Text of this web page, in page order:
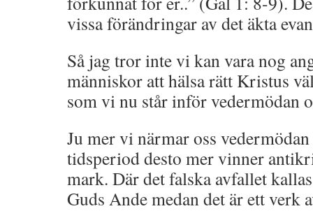
vissa förändringar av det äkta
Så jag tror inte vi kan vara nog
människor att hälsa rätt Kristus
som vi nu står inför vedermödan
Ju mer vi närmar oss
tidsperiod desto mer vinner
mark. Där det falska avfallet
Guds Ande medan det är ett verk